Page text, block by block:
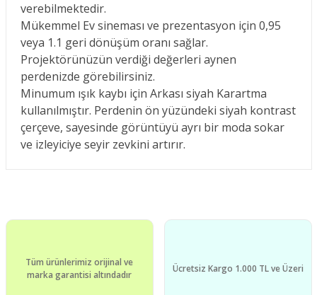
verebilmektedir.
Mükemmel Ev sineması ve prezentasyon için 0,95
veya 1.1 geri dönüşüm oranı sağlar.
Projektörünüzün verdiği değerleri aynen
perdenizde görebilirsiniz.
Minumum ışık kaybı için Arkası siyah Karartma
kullanılmıştır. Perdenin ön yüzündeki siyah kontrast
çerçeve, sayesinde görüntüyü ayrı bir moda sokar
ve izleyiciye seyir zevkini artırır.
Görüş ve önerileriniz için teşekkür ederiz.
Ürün resmi kalitesiz, bozuk veya görüntülenemiyor.
Tüm ürünlerimiz orijinal ve
marka garantisi altındadır
Ücretsiz Kargo 1.000 TL ve Üzeri